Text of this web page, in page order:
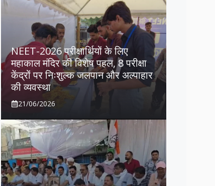
NEET-2026 परीक्षार्थियों के लिए
महाकाल मंदिर की विशेष पहल, 8 परीक्षा
केंद्रों पर निःशुल्क जलपान और अल्पाहार
की व्यवस्था
21/06/2026